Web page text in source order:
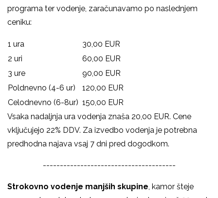
programa ter vodenje, zaračunavamo po naslednjem
ceniku:
1 ura
30,00 EUR
2 uri
60,00 EUR
3 ure
90,00 EUR
Poldnevno (4-6 ur)
120,00 EUR
Celodnevno (6-8ur) 150,00 EUR
Vsaka nadaljnja ura vodenja znaša 20,00 EUR. Cene
vključujejo 22% DDV. Za izvedbo vodenja je potrebna
predhodna najava vsaj 7 dni pred dogodkom.
---------------------------------------
Strokovno vodenje manjših skupine, kamor šteje